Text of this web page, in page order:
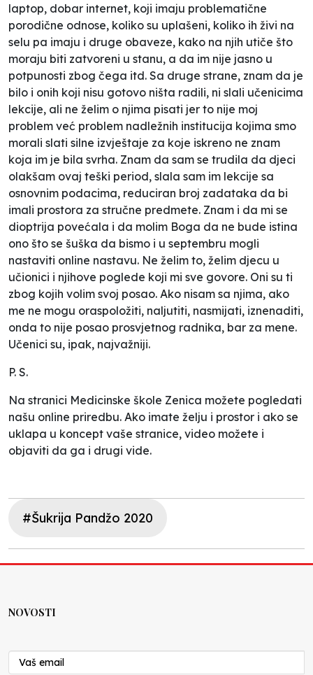
laptop, dobar internet, koji imaju problematične
porodične odnose, koliko su uplašeni, koliko ih živi na
selu pa imaju i druge obaveze, kako na njih utiče što
moraju biti zatvoreni u stanu, a da im nije jasno u
potpunosti zbog čega itd. Sa druge strane, znam da je
bilo i onih koji nisu gotovo ništa radili, ni slali učenicima
lekcije, ali ne želim o njima pisati jer to nije moj
problem već problem nadležnih institucija kojima smo
morali slati silne izvještaje za koje iskreno ne znam
koja im je bila svrha. Znam da sam se trudila da djeci
olakšam ovaj teški period, slala sam im lekcije sa
osnovnim podacima, reduciran broj zadataka da bi
imali prostora za stručne predmete. Znam i da mi se
dioptrija povećala i da molim Boga da ne bude istina
ono što se šuška da bismo i u septembru mogli
nastaviti online nastavu. Ne želim to, želim djecu u
učionici i njihove poglede koji mi sve govore. Oni su ti
zbog kojih volim svoj posao. Ako nisam sa njima, ako
me ne mogu oraspoložiti, naljutiti, nasmijati, iznenaditi,
onda to nije posao prosvjetnog radnika, bar za mene.
Učenici su, ipak, najvažniji.
P. S.
Na stranici Medicinske škole Zenica možete pogledati
našu online priredbu. Ako imate želju i prostor i ako se
uklapa u koncept vaše stranice, video možete i
objaviti da ga i drugi vide.
#Šukrija Pandžo 2020
NOVOSTI